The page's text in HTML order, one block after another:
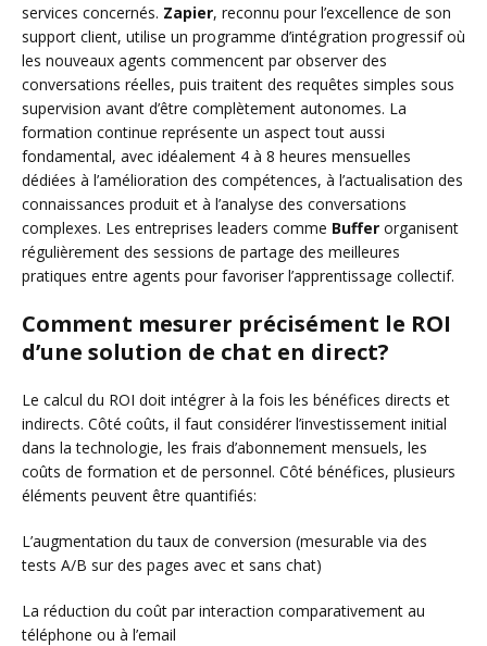
services concernés. Zapier, reconnu pour l’excellence de son
support client, utilise un programme d’intégration progressif où
les nouveaux agents commencent par observer des
conversations réelles, puis traitent des requêtes simples sous
supervision avant d’être complètement autonomes. La
formation continue représente un aspect tout aussi
fondamental, avec idéalement 4 à 8 heures mensuelles
dédiées à l’amélioration des compétences, à l’actualisation des
connaissances produit et à l’analyse des conversations
complexes. Les entreprises leaders comme Buffer organisent
régulièrement des sessions de partage des meilleures
pratiques entre agents pour favoriser l’apprentissage collectif.
Comment mesurer précisément le ROI
d’une solution de chat en direct?
Le calcul du ROI doit intégrer à la fois les bénéfices directs et
indirects. Côté coûts, il faut considérer l’investissement initial
dans la technologie, les frais d’abonnement mensuels, les
coûts de formation et de personnel. Côté bénéfices, plusieurs
éléments peuvent être quantifiés:
L’augmentation du taux de conversion (mesurable via des
tests A/B sur des pages avec et sans chat)
La réduction du coût par interaction comparativement au
téléphone ou à l’email